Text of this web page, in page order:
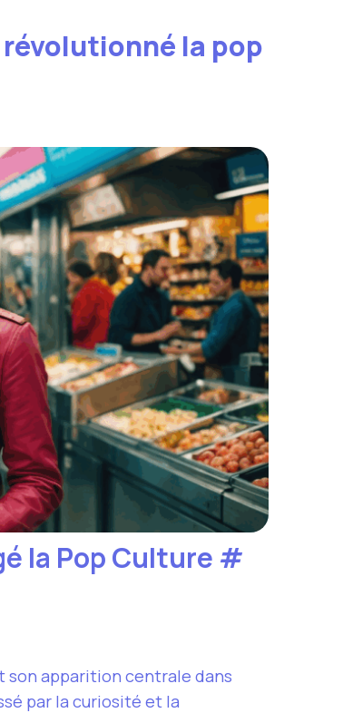
révolutionné la pop
la Pop Culture #
son apparition centrale dans
par la curiosité et la